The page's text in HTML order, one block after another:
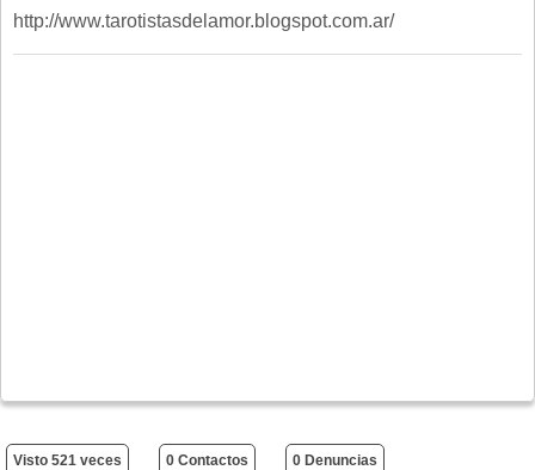
http://www.tarotistasdelamor.blogspot.com.ar/
Visto 521 veces 0 Contactos 0 Denuncias